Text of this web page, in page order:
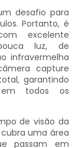
desafio para
Portanto, é
excelente
luz, de
infravermelha
capture
garantindo
em todos os
de visão da
uma área
passam em